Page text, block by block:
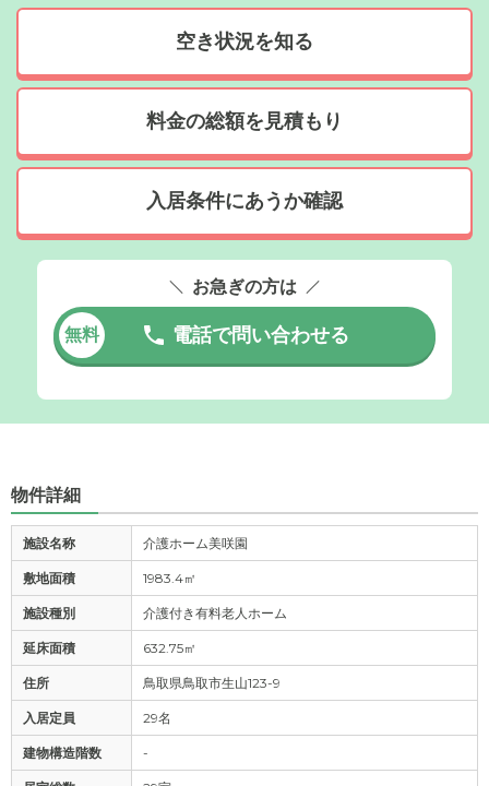
空き状況を知る
料金の総額を見積もり
入居条件にあうか確認
お急ぎの方は
無料 電話で問い合わせる
物件詳細
施設名称 介護ホーム美咲園
敷地面積 1983.4㎡
施設種別 介護付き有料老人ホーム
延床面積 632.75㎡
住所 鳥取県鳥取市生山123-9
入居定員 29名
建物構造階数 -